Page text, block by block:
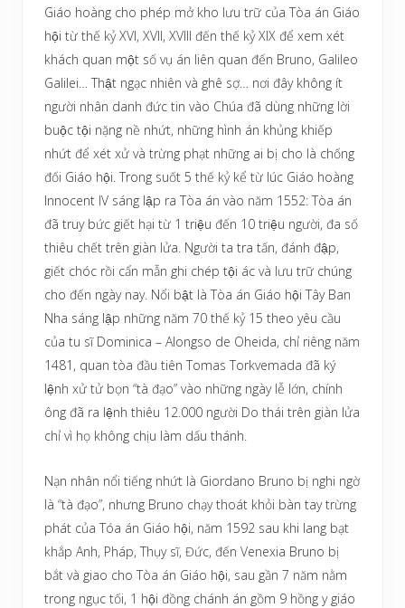
Giáo hoàng cho phép mở kho lưu trữ của Tòa án Giáo
hội từ thế kỷ XVI, XVII, XVIII đến thế kỷ XIX để xem xét
khách quan một số vụ án liên quan đến Bruno, Galileo
Galilei… Thật ngạc nhiên và ghê sợ… nơi đây không ít
người nhân danh đức tin vào Chúa đã dùng những lời
buộc tội nặng nề nhứt, những hình án khủng khiếp
nhứt để xét xử và trừng phạt những ai bị cho là chống
đối Giáo hội. Trong suốt 5 thế kỷ kể từ lúc Giáo hoàng
Innocent IV sáng lập ra Tòa án vào năm 1552: Tòa án
đã truy bức giết hại từ 1 triệu đến 10 triệu người, đa số
thiêu chết trên giàn lửa. Người ta tra tấn, đánh đập,
giết chóc rồi cẩn mẫn ghi chép tội ác và lưu trữ chúng
cho đến ngày nay. Nổi bật là Tòa án Giáo hội Tây Ban
Nha sáng lập những năm 70 thế kỷ 15 theo yêu cầu
của tu sĩ Dominica – Alongso de Oheida, chỉ riêng năm
1481, quan tòa đầu tiên Tomas Torkvemada đã ký
lệnh xử tử bọn “tà đạo” vào những ngày lễ lớn, chính
ông đã ra lệnh thiêu 12.000 người Do thái trên giàn lửa
chỉ vì họ không chịu làm dấu thánh.
Nạn nhân nổi tiếng nhứt là Giordano Bruno bị nghi ngờ
là “tà đạo”, nhưng Bruno chạy thoát khỏi bàn tay trừng
phát của Tóa án Giáo hội, năm 1592 sau khi lang bạt
khắp Anh, Pháp, Thụy sĩ, Đức, đến Venexia Bruno bị
bắt và giao cho Tòa án Giáo hội, sau gần 7 năm nằm
trong ngục tối, 1 hội đồng chánh án gồm 9 hồng y giáo